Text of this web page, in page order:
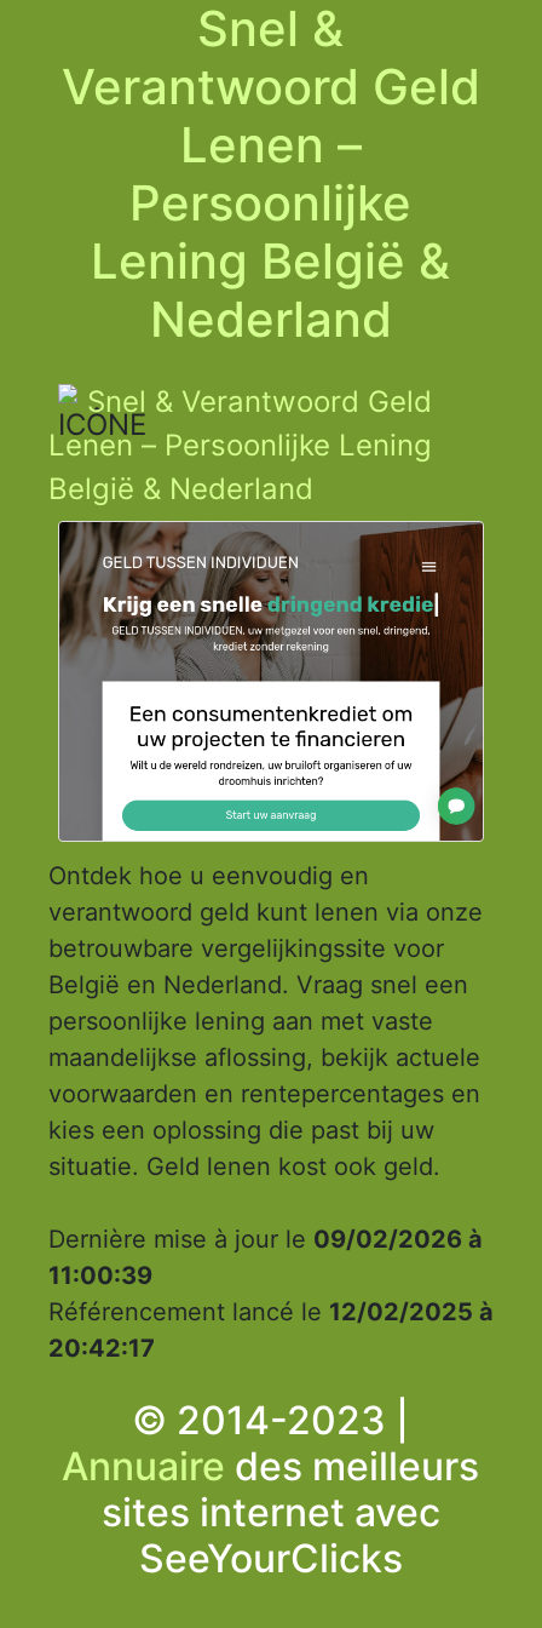
Snel &
Verantwoord Geld
Lenen –
Persoonlijke
Lening België &
Nederland
Snel & Verantwoord Geld
Lenen – Persoonlijke Lening
België & Nederland
Ontdek hoe u eenvoudig en
verantwoord geld kunt lenen via onze
betrouwbare vergelijkingssite voor
België en Nederland. Vraag snel een
persoonlijke lening aan met vaste
maandelijkse aflossing, bekijk actuele
voorwaarden en rentepercentages en
kies een oplossing die past bij uw
situatie. Geld lenen kost ook geld.
Dernière mise à jour le 09/02/2026 à
11:00:39
Référencement lancé le 12/02/2025 à
20:42:17
© 2014-2023 |
Annuaire des meilleurs
sites internet avec
SeeYourClicks